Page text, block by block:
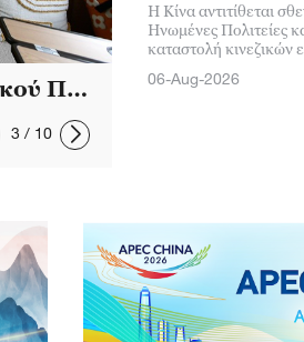
4 / 10
Η Κίνα αντιτίθεται
Ηνωμένες Πολιτείες
καταστολή κινεζικών
06-Aug-2026